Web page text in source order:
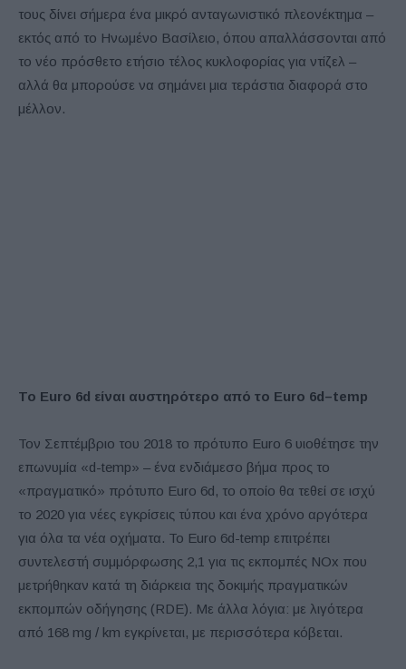
τους δίνει σήμερα ένα μικρό ανταγωνιστικό πλεονέκτημα –
εκτός από το Ηνωμένο Βασίλειο, όπου απαλλάσσονται από
το νέο πρόσθετο ετήσιο τέλος κυκλοφορίας για ντίζελ –
αλλά θα μπορούσε να σημάνει μια τεράστια διαφορά στο
μέλλον.
Το Euro 6d είναι αυστηρότερο από το Euro 6d–temp
Τον Σεπτέμβριο του 2018 το πρότυπο Euro 6 υιοθέτησε την
επωνυμία «d-temp» – ένα ενδιάμεσο βήμα προς το
«πραγματικό» πρότυπο Euro 6d, το οποίο θα τεθεί σε ισχύ
το 2020 για νέες εγκρίσεις τύπου και ένα χρόνο αργότερα
για όλα τα νέα οχήματα. Το Euro 6d-temp επιτρέπει
συντελεστή συμμόρφωσης 2,1 για τις εκπομπές NOx που
μετρήθηκαν κατά τη διάρκεια της δοκιμής πραγματικών
εκπομπών οδήγησης (RDE). Με άλλα λόγια: με λιγότερα
από 168 mg / km εγκρίνεται, με περισσότερα κόβεται.